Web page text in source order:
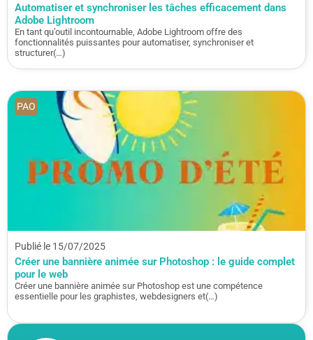
Automatiser et synchroniser les tâches efficacement dans
Adobe Lightroom
En tant qu’outil incontournable, Adobe Lightroom offre des
fonctionnalités puissantes pour automatiser, synchroniser et
structurer(…)
Publié le 15/07/2025
Créer une bannière animée sur Photoshop : le guide complet
pour le web
Créer une bannière animée sur Photoshop est une compétence
essentielle pour les graphistes, webdesigners et(…)
PAO